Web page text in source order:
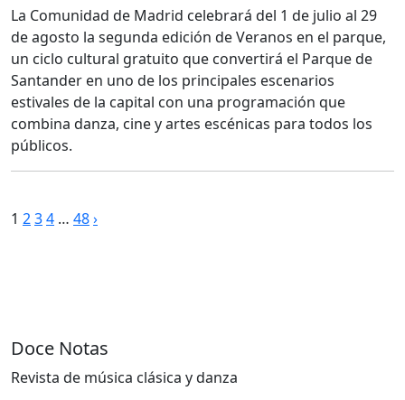
La Comunidad de Madrid celebrará del 1 de julio al 29
de agosto la segunda edición de Veranos en el parque,
un ciclo cultural gratuito que convertirá el Parque de
Santander en uno de los principales escenarios
estivales de la capital con una programación que
combina danza, cine y artes escénicas para todos los
públicos.
Paginación
1 234 … 48›
Doce Notas
Revista de música clásica y danza